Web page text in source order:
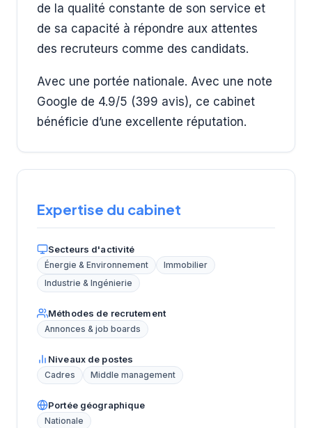
de la qualité constante de son service et
de sa capacité à répondre aux attentes
des recruteurs comme des candidats.
Avec une portée nationale. Avec une note
Google de 4.9/5 (399 avis), ce cabinet
bénéficie d’une excellente réputation.
Expertise du cabinet
Secteurs d'activité
Énergie & Environnement
Immobilier
Industrie & Ingénierie
Méthodes de recrutement
Annonces & job boards
Niveaux de postes
Cadres Middle management
Portée géographique
Nationale